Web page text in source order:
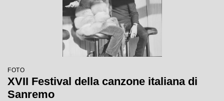
FOTO
XVII Festival della canzone italiana di
Sanremo